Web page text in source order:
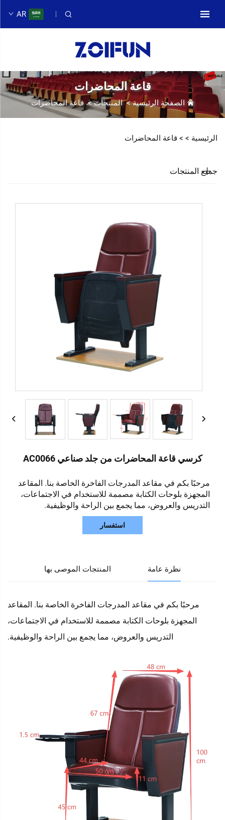
AR
قاعة المحاضرات
الصفحة الرئيسية>المنتجات>قاعة المحاضرات
الرئيسية > > قاعة المحاضرات
جميع المنتجات
كرسي قاعة المحاضرات من جلد صناعي AC0066
مرحبًا بكم في مقاعد المدرجات الفاخرة الخاصة بنا. المقاعد
المجهزة بلوحات الكتابة مصممة للاستخدام في الاجتماعات،
التدريس والعروض، مما يجمع بين الراحة والوظيفية.
استفسار
نظرة عامة المنتجات الموصى بها
مرحبًا بكم في مقاعد المدرجات الفاخرة الخاصة بنا. المقاعد
المجهزة بلوحات الكتابة مصممة للاستخدام في الاجتماعات،
التدريس والعروض، مما يجمع بين الراحة والوظيفية.